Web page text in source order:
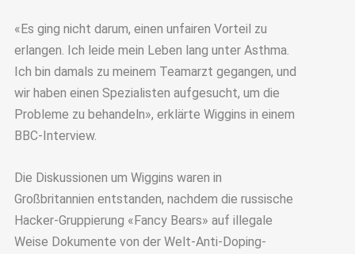
«Es ging nicht darum, einen unfairen Vorteil zu
erlangen. Ich leide mein Leben lang unter Asthma.
Ich bin damals zu meinem Teamarzt gegangen, und
wir haben einen Spezialisten aufgesucht, um die
Probleme zu behandeln», erklärte Wiggins in einem
BBC-Interview.
Die Diskussionen um Wiggins waren in
Großbritannien entstanden, nachdem die russische
Hacker-Gruppierung «Fancy Bears» auf illegale
Weise Dokumente von der Welt-Anti-Doping-